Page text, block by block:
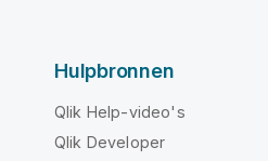
Hulpbronnen
Qlik Help-video's
Qlik Developer